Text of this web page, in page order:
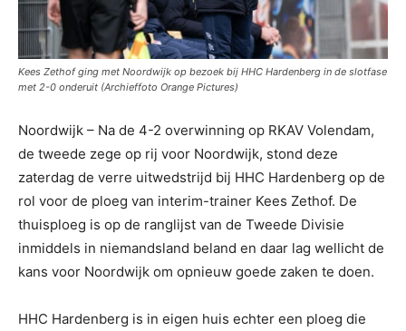
Kees Zethof ging met Noordwijk op bezoek bij HHC Hardenberg in de slotfase
met 2-0 onderuit (Archieffoto Orange Pictures)
Noordwijk – Na de 4-2 overwinning op RKAV Volendam,
de tweede zege op rij voor Noordwijk, stond deze
zaterdag de verre uitwedstrijd bij HHC Hardenberg op de
rol voor de ploeg van interim-trainer Kees Zethof. De
thuisploeg is op de ranglijst van de Tweede Divisie
inmiddels in niemandsland beland en daar lag wellicht de
kans voor Noordwijk om opnieuw goede zaken te doen.
HHC Hardenberg is in eigen huis echter een ploeg die